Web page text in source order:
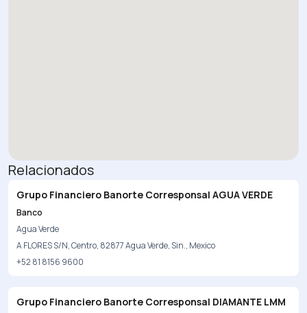
Relacionados
Grupo Financiero Banorte Corresponsal AGUA VERDE
Banco
Agua Verde
A FLORES S/N, Centro, 82877 Agua Verde, Sin., Mexico
+52 81 8156 9600
Grupo Financiero Banorte Corresponsal DIAMANTE LMM